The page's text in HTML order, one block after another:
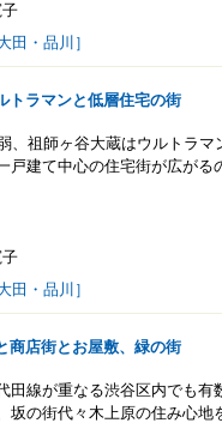
田・品川］
トラマンと低層住宅の街
、祖師ヶ谷大蔵はウルトラ
戸建て中心の住宅街が広が
田・品川］
商店街とお屋敷、緑の街
田線が重なる渋谷区内でも
坂の街代々木上原の住み心地